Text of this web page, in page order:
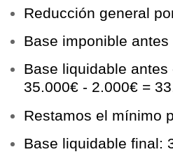
Reducción general
Base imponible
Base liquidable
35.000€ - 2.000€ =
Restamos el mínimo
Base liquidable final: